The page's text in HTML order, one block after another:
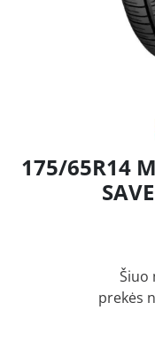
175/65R14
Šiuo
prekės